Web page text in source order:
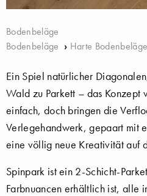
Bodenbeläge
Bodenbeläge › Harte Bodenbeläge
Ein Spiel natürlicher
Wald zu Parkett – das Konzept
einfach, doch bringen die
Verlegehandwerk, gepaart mit
eine völlig neue Kreativität auf
Spinpark ist ein 2-Schicht-
Farbnuancen erhältlich ist, alle